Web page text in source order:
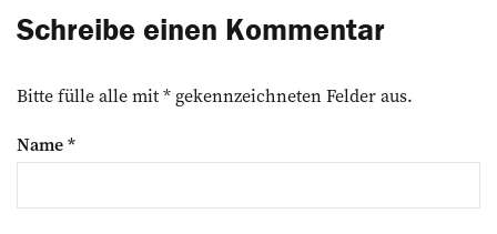
Schreibe einen Kommentar
Bitte fülle alle mit * gekennzeichneten Felder aus.
Name*